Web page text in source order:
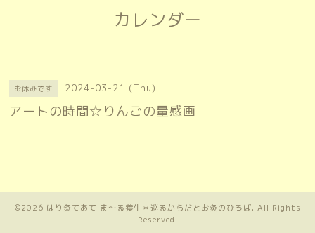
カレンダー
お休みです 2024-03-21 (Thu)
アートの時間☆りんごの量感画
©2026 はり灸てあて ま〜る養生＊巡るからだとお灸のひろば. All Rights
Reserved.